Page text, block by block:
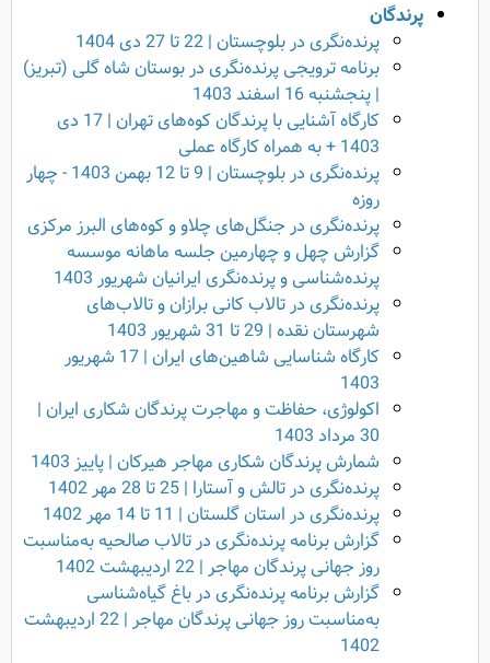
پرندگان
پرنده‌نگری در بلوچستان | 22 تا 27 دی 1404
برنامه ترویجی پرنده‌نگری در بوستان شاه گلی (تبریز)
| پنجشنبه 16 اسفند 1403
کارگاه آشنایی با پرندگان کوه‌های تهران | 17 دی
1403 + به همراه کارگاه عملی
پرنده‌نگری در بلوچستان | 9 تا 12 بهمن 1403 - چهار
روزه
پرنده‌نگری در جنگل‌های چلاو و کوه‌های البرز مرکزی
گزارش چهل و چهارمین جلسه ماهانه موسسه
پرنده‌شناسی و پرنده‌نگری ایرانیان شهریور 1403
پرنده‌نگری در تالاب کانی برازان و تالاب‌های
شهرستان نقده | 29 تا 31 شهریور 1403
کارگاه شناسایی شاهین‌های ایران | 17 شهریور
1403
اکولوژی، حفاظت و مهاجرت پرندگان شکاری ایران |
30 مرداد 1403
شمارش پرندگان شکاری مهاجر هیرکان | پاییز 1403
پرنده‌نگری در تالش و آستارا | 25 تا 28 مهر 1402
پرنده‌نگری در استان گلستان | 11 تا 14 مهر 1402
گزارش برنامه پرنده‌نگری در تالاب صالحیه به‌مناسبت
روز جهانی پرندگان مهاجر | 22 اردیبهشت 1402
گزارش برنامه پرنده‌نگری در باغ گیاه‌شناسی
به‌مناسبت روز جهانی پرندگان مهاجر | 22 اردیبهشت
1402